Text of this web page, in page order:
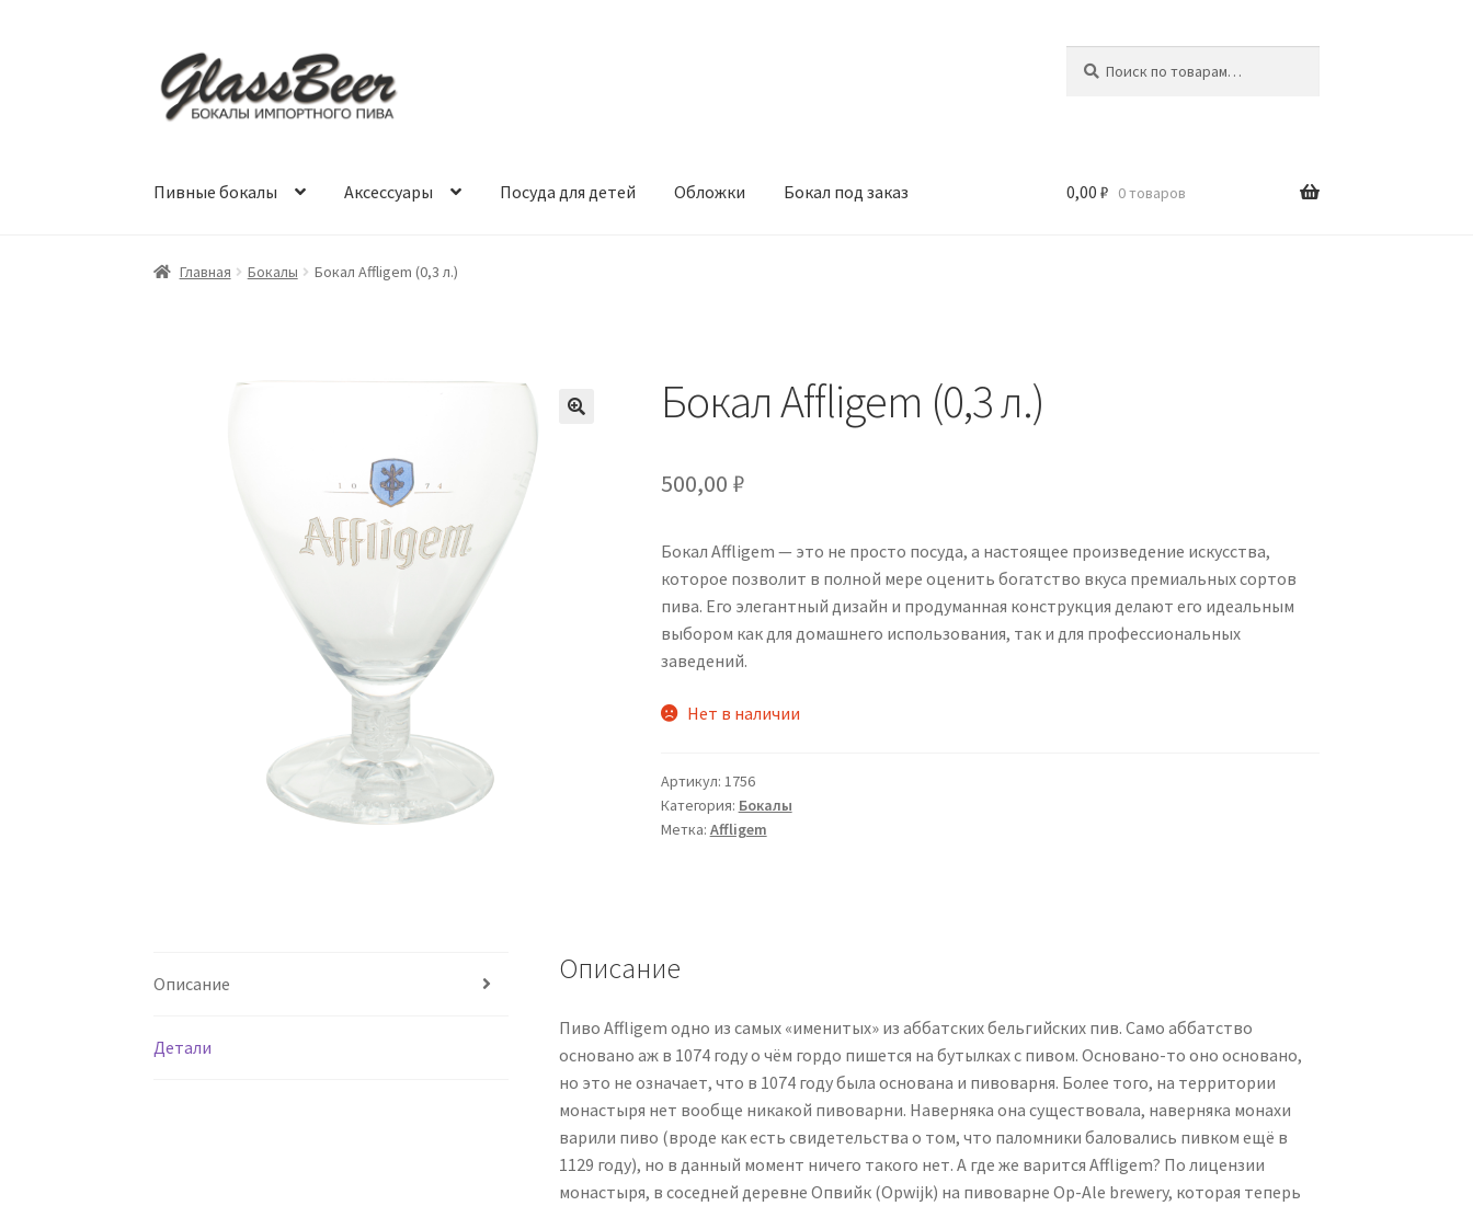
Перейти
к
навигации
Перейти
к
содержимому
Пивные бокалы Аксессуары Посуда для детей Обложки Бокал под заказ 0,00 ₽ 0 товаров
Главная Бокалы Бокал Affligem (0,3 л.)
Бокал Affligem (0,3 л.)
500,00 ₽
Бокал Affligem — это не просто посуда, а настоящее произведение искусства,
которое позволит в полной мере оценить богатство вкуса премиальных сортов
пива. Его элегантный дизайн и продуманная конструкция делают его идеальным
выбором как для домашнего использования, так и для профессиональных
заведений.
Нет в наличии
Артикул: 1756
Категория: Бокалы
Метка: Affligem
Описание
Детали
Описание
Пиво Affligem одно из самых «именитых» из аббатских бельгийских пив. Само аббатство
основано аж в 1074 году о чём гордо пишется на бутылках с пивом. Основано-то оно основано,
но это не означает, что в 1074 году была основана и пивоварня. Более того, на территории
монастыря нет вообще никакой пивоварни. Наверняка она существовала, наверняка монахи
варили пиво (вроде как есть свидетельства о том, что паломники баловались пивком ещё в
1129 году), но в данный момент ничего такого нет. А где же варится Affligem? По лицензии
монастыря, в соседней деревне Опвийк (Opwijk) на пивоварне Op-Ale brewery, которая теперь